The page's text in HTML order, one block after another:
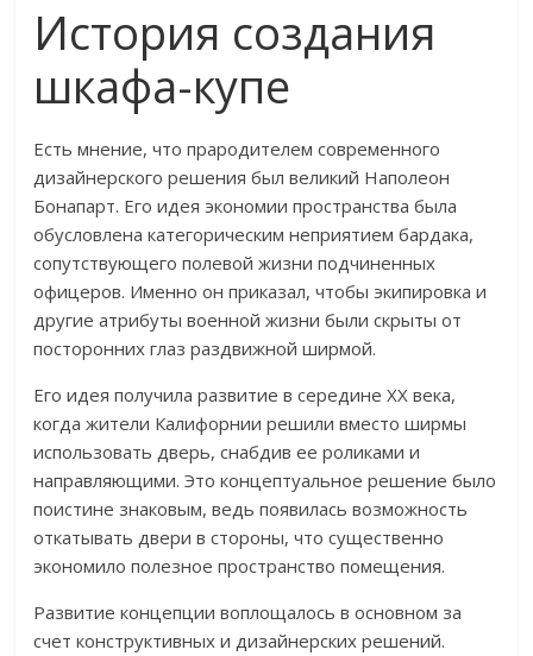
История создания
шкафа-купе
Есть мнение, что прародителем современного
дизайнерского решения был великий Наполеон
Бонапарт. Его идея экономии пространства была
обусловлена категорическим неприятием бардака,
сопутствующего полевой жизни подчиненных
офицеров. Именно он приказал, чтобы экипировка и
другие атрибуты военной жизни были скрыты от
посторонних глаз раздвижной ширмой.
Его идея получила развитие в середине XX века,
когда жители Калифорнии решили вместо ширмы
использовать дверь, снабдив ее роликами и
направляющими. Это концептуальное решение было
поистине знаковым, ведь появилась возможность
откатывать двери в стороны, что существенно
экономило полезное пространство помещения.
Развитие концепции воплощалось в основном за
счет конструктивных и дизайнерских решений.